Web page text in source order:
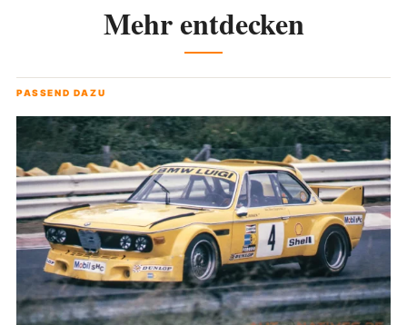
Mehr entdecken
PASSEND DAZU